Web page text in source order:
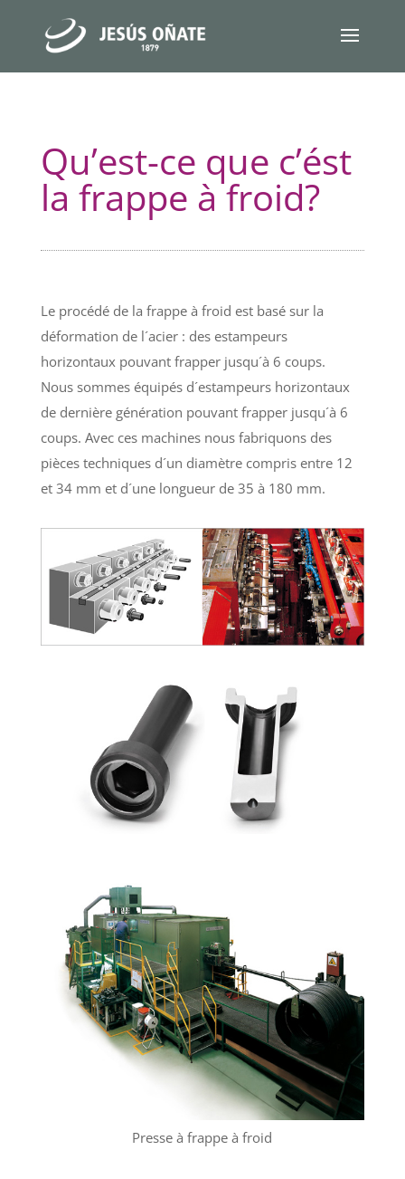
Qu’est-ce que c’ést
la frappe à froid?
Le procédé de la frappe à froid est basé sur la
déformation de l´acier : des estampeurs
horizontaux pouvant frapper jusqu´à 6 coups.
Nous sommes équipés d´estampeurs horizontaux
de dernière génération pouvant frapper jusqu´à 6
coups. Avec ces machines nous fabriquons des
pièces techniques d´un diamètre compris entre 12
et 34 mm et d´une longueur de 35 à 180 mm.
Presse à frappe à froid